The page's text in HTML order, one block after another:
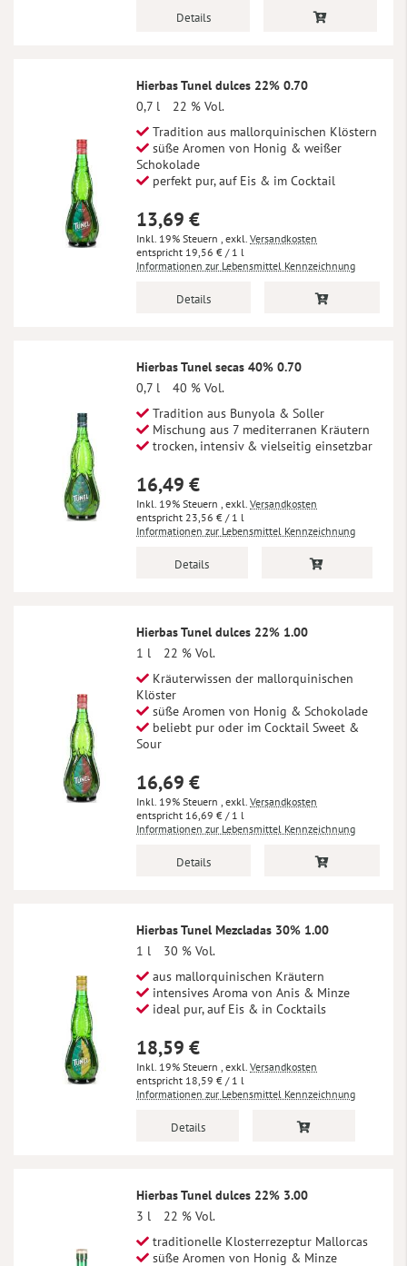
Details
Hierbas Tunel dulces 22% 0.70
0,7 l
22 % Vol.
Tradition aus mallorquinischen Klöstern
süße Aromen von Honig & weißer
Schokolade
perfekt pur, auf Eis & im Cocktail
13,69 €
Inkl. 19% Steuern , exkl. Versandkosten
19,56 € / 1 l
Informationen zur Lebensmittel Kennzeichnung
Details
Hierbas Tunel secas 40% 0.70
0,7 l
40 % Vol.
Tradition aus Bunyola & Soller
Mischung aus 7 mediterranen Kräutern
trocken, intensiv & vielseitig einsetzbar
16,49 €
Inkl. 19% Steuern , exkl. Versandkosten
23,56 € / 1 l
Informationen zur Lebensmittel Kennzeichnung
Details
Hierbas Tunel dulces 22% 1.00
1 l
22 % Vol.
Kräuterwissen der mallorquinischen
Klöster
süße Aromen von Honig & Schokolade
beliebt pur oder im Cocktail Sweet &
Sour
16,69 €
Inkl. 19% Steuern , exkl. Versandkosten
16,69 € / 1 l
Informationen zur Lebensmittel Kennzeichnung
Details
Hierbas Tunel Mezcladas 30% 1.00
1 l
30 % Vol.
aus mallorquinischen Kräutern
intensives Aroma von Anis & Minze
ideal pur, auf Eis & in Cocktails
18,59 €
Inkl. 19% Steuern , exkl. Versandkosten
18,59 € / 1 l
Informationen zur Lebensmittel Kennzeichnung
Details
Hierbas Tunel dulces 22% 3.00
3 l
22 % Vol.
traditionelle Klosterrezeptur Mallorcas
süße Aromen von Honig & Minze